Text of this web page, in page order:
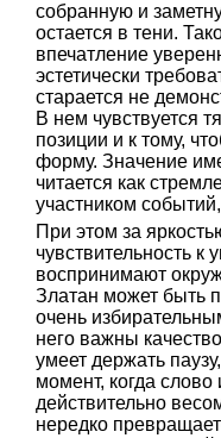
собранную и
остается в тени.
впечатление
эстетически
старается не
В нем чувствуется
позиции и к тому,
форму. Значение
читается как
участником
При этом за
чувствительность к
воспринимают
Златан может быть
очень
него важны
умеет держать
момент, когда слово
действительно
нередко